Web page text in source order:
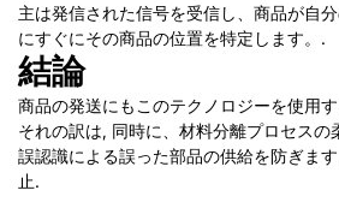
主は発信された信号を受信し、商品が自
にすぐにその商品の位置を特定します。.
結論
商品の発送にもこのテクノロジーを使用
それの訳は, 同時に、材料分離プロセスの
誤認識による誤った部品の供給を防ぎま
止.